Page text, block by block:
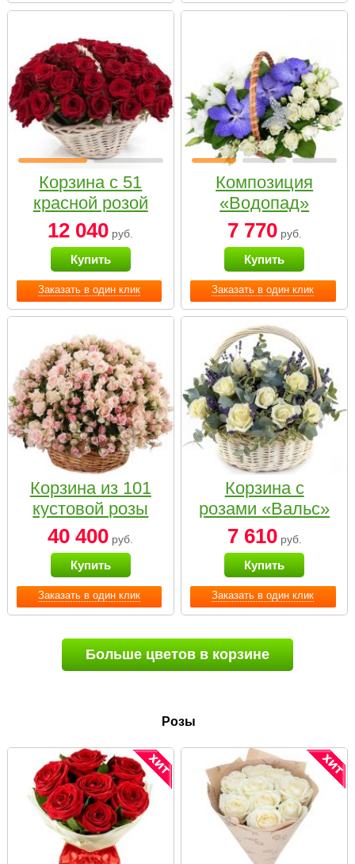
Заказать в один клик
Корзина с 51
красной розой
12 040 руб.
Купить
Заказать в один клик
Композиция
«Водопад»
7 770руб.
Купить
Заказать в один клик
Корзина из 101
кустовой розы
нежных тонов
40 400 руб.
Купить
Заказать в один клик
Корзина с
розами «Вальс»
7 610руб.
Купить
Больше цветов в корзине
Розы